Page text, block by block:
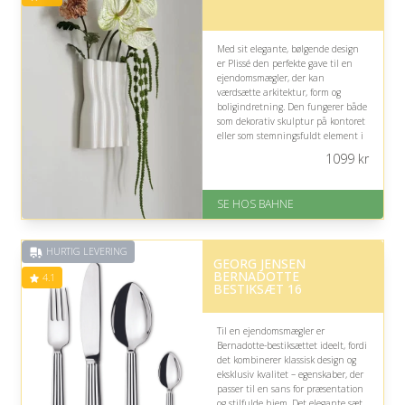
Med sit elegante, bølgende design
er Plissé den perfekte gave til en
ejendomsmægler, der kan
værdsætte arkitektur, form og
boligindretning. Den fungerer både
som dekorativ skulptur på kontoret
eller som stemningsfuldt element i
På lager
Levering: 1-3 hverdage
Fremragende Trustpilot rating
1099kr
SE HOS BAHNE
HURTIG LEVERING
4.1
GEORG JENSEN
BERNADOTTE
BESTIKSÆT 16
Til en ejendomsmægler er
Bernadotte-bestiksættet ideelt, fordi
det kombinerer klassisk design og
eksklusiv kvalitet – egenskaber, der
passer til en sans for præsentation